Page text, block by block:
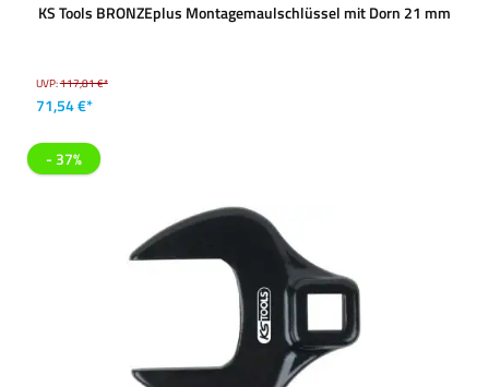
KS Tools BRONZEplus Montagemaulschlüssel mit Dorn 21 mm
UVP:117,81 €*
71,54 €*
- 37%